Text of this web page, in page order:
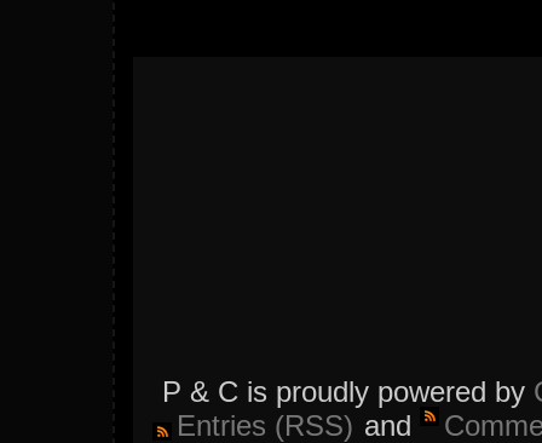
P & C is proudly powered by
Entries (RSS) and